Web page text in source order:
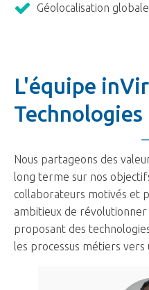
Géolocalisation globale
L'équipe
Technologies
Nous partageons des
long terme sur nos
collaborateurs motivés et
ambitieux de révolutionner
proposant des
les processus métiers vers